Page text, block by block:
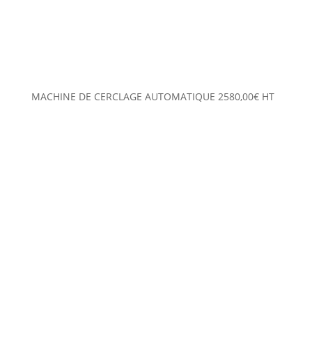
MACHINE DE CERCLAGE AUTOMATIQUE 2580,00€ HT